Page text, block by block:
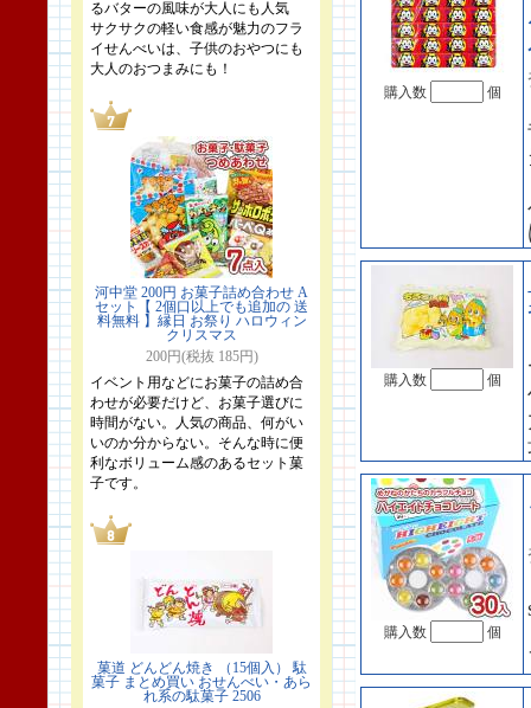
るバターの風味が大人にも人気
サクサクの軽い食感が魅力のフラ
イせんべいは、子供のおやつにも
大人のおつまみにも！
河中堂 200円 お菓子詰め合わせ A
セット【 2個口以上でも追加の 送
料無料 】縁日 お祭り ハロウィン
クリスマス
200円(税抜 185円)
イベント用などにお菓子の詰め合
わせが必要だけど、お菓子選びに
時間がない。人気の商品、何がい
いのか分からない。そんな時に便
利なボリューム感のあるセット菓
子です。
菓道 どんどん焼き （15個入） 駄
菓子 まとめ買い おせんべい・あら
れ系の駄菓子 2506
購入数 個
購入数 個
購入数 個